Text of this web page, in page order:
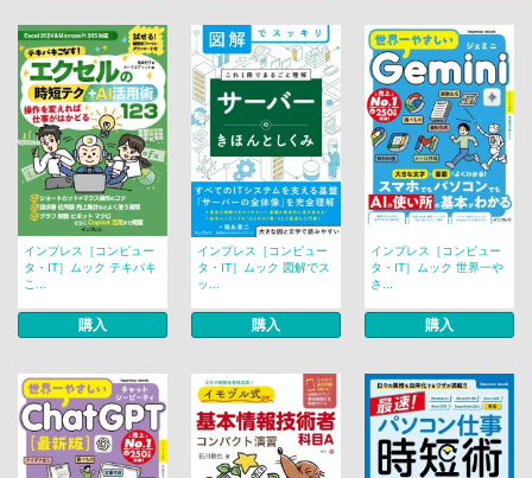
インプレス［コンピュー
タ・IT］ムック テキパキ
こ...
購入
インプレス［コンピュー
タ・IT］ムック 図解でス
ッ...
購入
インプレス［コンピュー
タ・IT］ムック 世界一や
さ...
購入